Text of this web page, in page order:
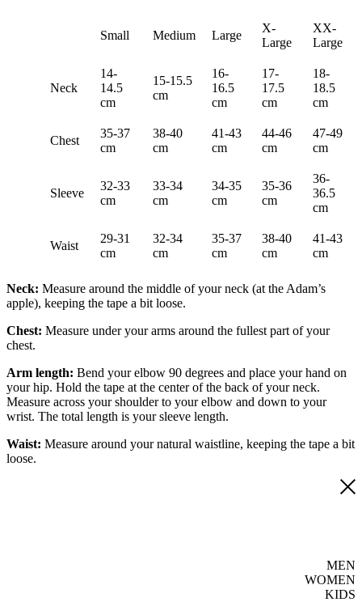
Small Medium Large
X-
Large
XX-
Large
Neck
14-
14.5
cm
15-15.5
cm
16-
16.5
cm
17-
17.5
cm
18-
18.5
cm
Chest
35-37
cm
38-40
cm
41-43
cm
44-46
cm
47-49
cm
Sleeve
32-33
cm
33-34
cm
34-35
cm
35-36
cm
36-
36.5
cm
Waist
29-31
cm
32-34
cm
35-37
cm
38-40
cm
41-43
cm
Neck: Measure around the middle of your neck (at the Adam’s
apple), keeping the tape a bit loose.
Chest: Measure under your arms around the fullest part of your
chest.
Arm length: Bend your elbow 90 degrees and place your hand on
your hip. Hold the tape at the center of the back of your neck.
Measure across your shoulder to your elbow and down to your
wrist. The total length is your sleeve length.
Waist: Measure around your natural waistline, keeping the tape a bit
loose.
MEN
WOMEN
KIDS